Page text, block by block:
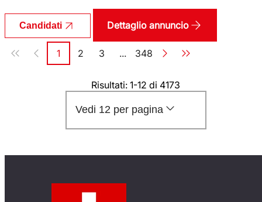
Candidati Dettaglio annuncio
Paginazione
Pagina
1 Pagina
2 Pagina
3 ... Pagina
348
Risultati: 1-12 di 4173
Vedi 12 per pagina